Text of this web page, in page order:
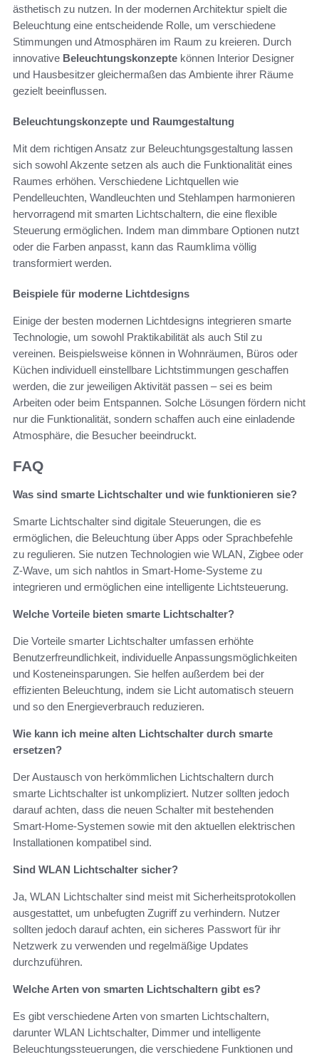
ästhetisch zu nutzen. In der modernen Architektur spielt die
Beleuchtung eine entscheidende Rolle, um verschiedene
Stimmungen und Atmosphären im Raum zu kreieren. Durch
innovative Beleuchtungskonzepte können Interior Designer
und Hausbesitzer gleichermaßen das Ambiente ihrer Räume
gezielt beeinflussen.
Beleuchtungskonzepte und Raumgestaltung
Mit dem richtigen Ansatz zur Beleuchtungsgestaltung lassen
sich sowohl Akzente setzen als auch die Funktionalität eines
Raumes erhöhen. Verschiedene Lichtquellen wie
Pendelleuchten, Wandleuchten und Stehlampen harmonieren
hervorragend mit smarten Lichtschaltern, die eine flexible
Steuerung ermöglichen. Indem man dimmbare Optionen nutzt
oder die Farben anpasst, kann das Raumklima völlig
transformiert werden.
Beispiele für moderne Lichtdesigns
Einige der besten modernen Lichtdesigns integrieren smarte
Technologie, um sowohl Praktikabilität als auch Stil zu
vereinen. Beispielsweise können in Wohnräumen, Büros oder
Küchen individuell einstellbare Lichtstimmungen geschaffen
werden, die zur jeweiligen Aktivität passen – sei es beim
Arbeiten oder beim Entspannen. Solche Lösungen fördern nicht
nur die Funktionalität, sondern schaffen auch eine einladende
Atmosphäre, die Besucher beeindruckt.
FAQ
Was sind smarte Lichtschalter und wie funktionieren sie?
Smarte Lichtschalter sind digitale Steuerungen, die es
ermöglichen, die Beleuchtung über Apps oder Sprachbefehle
zu regulieren. Sie nutzen Technologien wie WLAN, Zigbee oder
Z-Wave, um sich nahtlos in Smart-Home-Systeme zu
integrieren und ermöglichen eine intelligente Lichtsteuerung.
Welche Vorteile bieten smarte Lichtschalter?
Die Vorteile smarter Lichtschalter umfassen erhöhte
Benutzerfreundlichkeit, individuelle Anpassungsmöglichkeiten
und Kosteneinsparungen. Sie helfen außerdem bei der
effizienten Beleuchtung, indem sie Licht automatisch steuern
und so den Energieverbrauch reduzieren.
Wie kann ich meine alten Lichtschalter durch smarte
ersetzen?
Der Austausch von herkömmlichen Lichtschaltern durch
smarte Lichtschalter ist unkompliziert. Nutzer sollten jedoch
darauf achten, dass die neuen Schalter mit bestehenden
Smart-Home-Systemen sowie mit den aktuellen elektrischen
Installationen kompatibel sind.
Sind WLAN Lichtschalter sicher?
Ja, WLAN Lichtschalter sind meist mit Sicherheitsprotokollen
ausgestattet, um unbefugten Zugriff zu verhindern. Nutzer
sollten jedoch darauf achten, ein sicheres Passwort für ihr
Netzwerk zu verwenden und regelmäßige Updates
durchzuführen.
Welche Arten von smarten Lichtschaltern gibt es?
Es gibt verschiedene Arten von smarten Lichtschaltern,
darunter WLAN Lichtschalter, Dimmer und intelligente
Beleuchtungssteuerungen, die verschiedene Funktionen und